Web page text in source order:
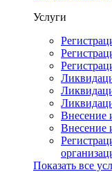
Услуги
Внесение
Показать все